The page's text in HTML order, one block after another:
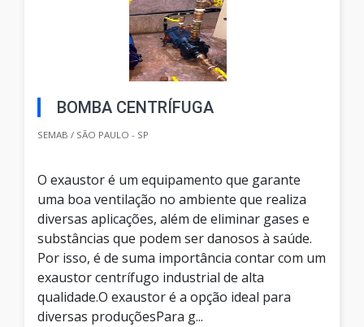
BOMBA CENTRÍFUGA
SEMAB / SÃO PAULO - SP
O exaustor é um equipamento que garante
uma boa ventilação no ambiente que realiza
diversas aplicações, além de eliminar gases e
substâncias que podem ser danosos à saúde.
Por isso, é de suma importância contar com um
exaustor centrífugo industrial de alta
qualidade.O exaustor é a opção ideal para
diversas produçõesPara g...